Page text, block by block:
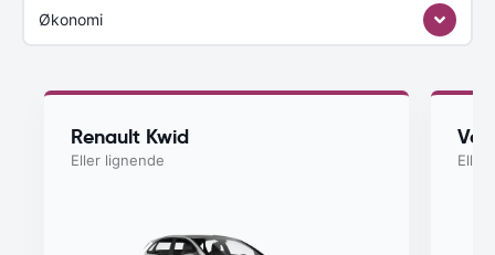
Økonomi
Renault Kwid
Eller lignende Eller